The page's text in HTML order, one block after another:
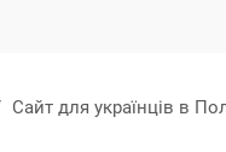
Сайт для українців в